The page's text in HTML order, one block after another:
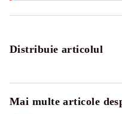
Distribuie articolul
Mai multe articole